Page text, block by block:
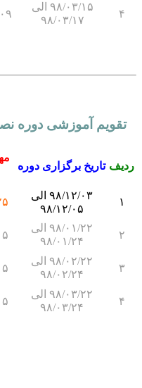
۹۸/۰۳/۱۵ الی
۹۸/۰۳/۱۷
۹۸/
تقویم آموزشی دوره نصب
تاریخ برگزاری دوره
۹۸/۱۲/۰۳ الی
۹۸/۱۲/۰۵
۹۸/۰۱/۲۲ الی
۹۸/۰۱/۲۴
۹۸/۰۲/۲۲ الی
۹۸/۰۲/۲۴
۹۸/۰۳/۲۲ الی
۹۸/۰۳/۲۴